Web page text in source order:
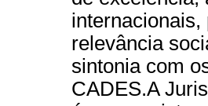
internacionais,
relevância
sintonia com
CADES.A